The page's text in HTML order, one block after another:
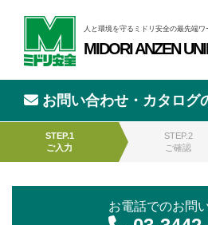
人と環境を守るミドリ安全の最先端ワ
MIDORI ANZEN
お問い合わせ・カタログ
STEP.1
ご入力
STEP.2
ご確認
お電話でのお問